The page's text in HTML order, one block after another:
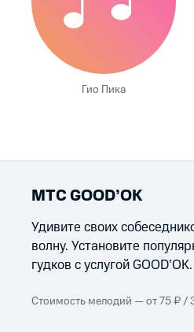
Гио Пика
МТС GOOD’OK
Удивите своих
волну. Установите
гудков с услугой GOOD’OK.
Стоимость мелодий — от 75 ₽ /